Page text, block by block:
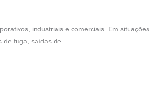
industriais e comerciais. Em situações
fuga, saídas de...